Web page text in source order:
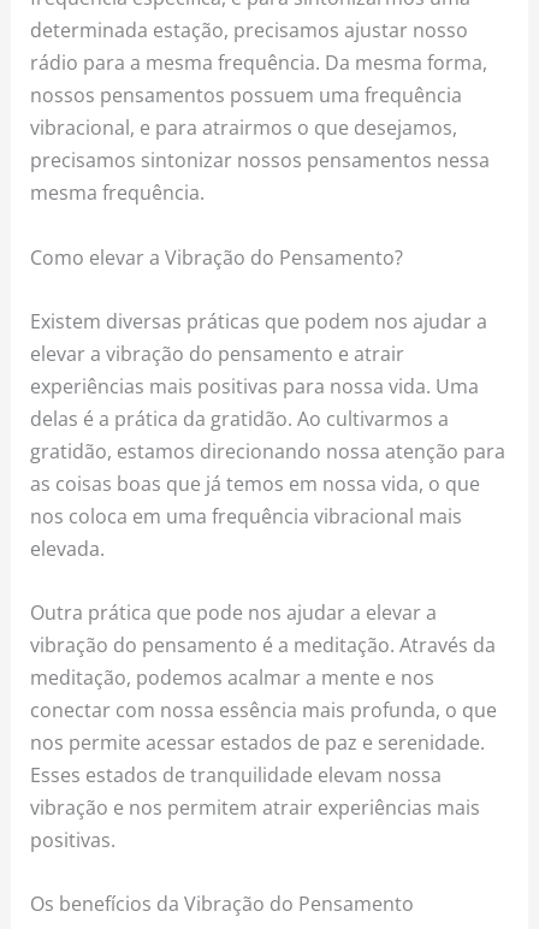
determinada estação, precisamos ajustar nosso
rádio para a mesma frequência. Da mesma forma,
nossos pensamentos possuem uma frequência
vibracional, e para atrairmos o que desejamos,
precisamos sintonizar nossos pensamentos nessa
mesma frequência.
Como elevar a Vibração do Pensamento?
Existem diversas práticas que podem nos ajudar a
elevar a vibração do pensamento e atrair
experiências mais positivas para nossa vida. Uma
delas é a prática da gratidão. Ao cultivarmos a
gratidão, estamos direcionando nossa atenção para
as coisas boas que já temos em nossa vida, o que
nos coloca em uma frequência vibracional mais
elevada.
Outra prática que pode nos ajudar a elevar a
vibração do pensamento é a meditação. Através da
meditação, podemos acalmar a mente e nos
conectar com nossa essência mais profunda, o que
nos permite acessar estados de paz e serenidade.
Esses estados de tranquilidade elevam nossa
vibração e nos permitem atrair experiências mais
positivas.
Os benefícios da Vibração do Pensamento